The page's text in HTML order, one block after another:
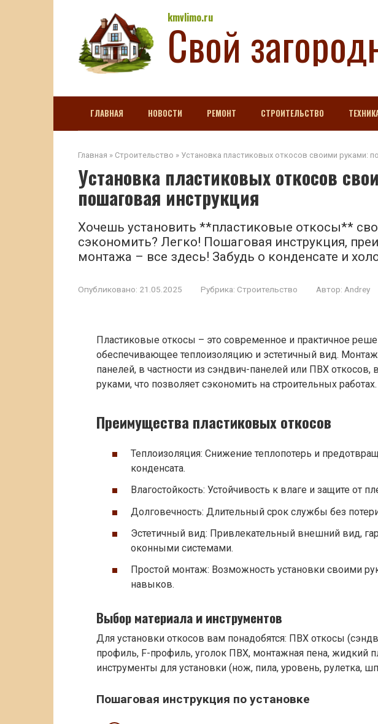
kmvlimo.ru
Свой
ГЛАВНАЯ НОВОСТИ РЕМОНТ СТРОИТЕЛЬСТВО
Главная » Строительство » Установка пластиковых откосов своими руками:
Установка пластиковых откосов
пошаговая инструкция
Хочешь установить **пластиковые откосы**
сэкономить? Легко! Пошаговая инструкция,
монтажа – все здесь! Забудь о конденсате и
Опубликовано: 21.05.2025 Рубрика: Строительство Автор: Andrey
Пластиковые откосы – это современное и практичное
обеспечивающее теплоизоляцию и эстетичный вид.
панелей, в частности из сэндвич-панелей или ПВХ
руками, что позволяет сэкономить на строительных работах.
Преимущества пластиковых откосов
Теплоизоляция: Снижение теплопотерь и
конденсата.
Влагостойкость: Устойчивость к влаге и защите от
Долговечность: Длительный срок службы без
Эстетичный вид: Привлекательный внешний вид,
оконными системами.
Простой монтаж: Возможность установки своими
навыков.
Выбор материала и инструментов
Для установки откосов вам понадобятся: ПВХ откосы
профиль, F-профиль, уголок ПВХ, монтажная пена, жидкий
инструменты для установки (нож, пила, уровень, рулетка,
Пошаговая инструкция по установке